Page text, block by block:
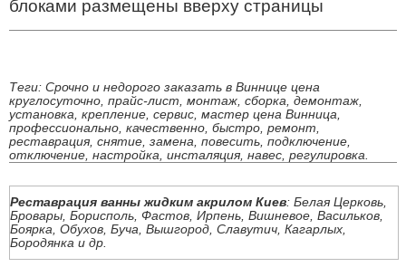
блоками размещены вверху страницы
Теги: Срочно и недорого заказать в Виннице цена
круглосуточно, прайс-лист, монтаж, сборка, демонтаж,
установка, крепление, сервис, мастер цена Винница,
профессионально, качественно, быстро, ремонт,
реставрация, снятие, замена, повесить, подключение,
отключение, настройка, инсталяция, навес, регулировка.
Реставрация ванны жидким акрилом Киев: Белая Церковь,
Бровары, Борисполь, Фастов, Ирпень, Вишневое, Васильков,
Боярка, Обухов, Буча, Вышгород, Славутич, Кагарлых,
Бородянка и др.